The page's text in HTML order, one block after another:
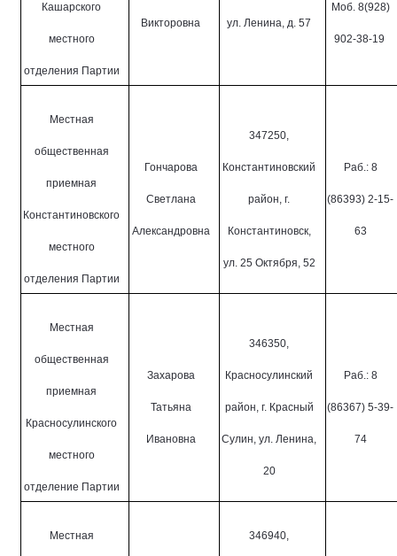
Кашарского
местного
отделения Партии
Викторовна ул. Ленина, д. 57
Моб. 8(928)
902-38-19
Местная
общественная
приемная
Константиновского
местного
отделения Партии
Гончарова
Светлана
Александровна
347250,
Константиновский
район, г.
Константиновск,
ул. 25 Октября, 52
Раб.: 8
(86393) 2-15-
63
Местная
общественная
приемная
Красносулинского
местного
отделение Партии
Захарова
Татьяна
Ивановна
346350,
Красносулинский
район, г. Красный
Сулин, ул. Ленина,
20
Раб.: 8
(86367) 5-39-
74
Местная 346940,